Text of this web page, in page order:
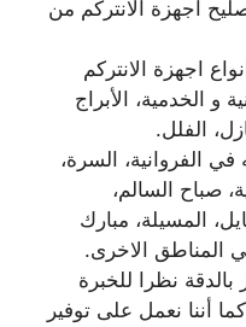
اجهزة الانتركم من
اجهزة الانتركم
و الخدمية، الأبراج
الفلل.
في الفروانية، السرة،
صباح السالم،
المسيلة، مبارك
المناطق الاخرى.
نظرا للخبرة
أننا نعمل على توفير